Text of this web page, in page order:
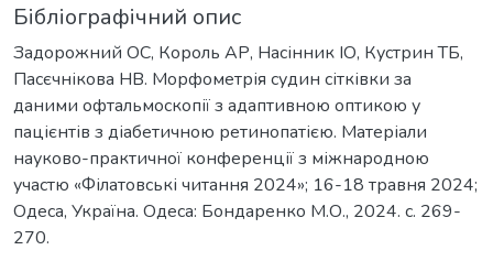
Бібліографічний опис
Задорожний ОС, Король АР, Насінник ІО, Кустрин ТБ,
Пасєчнікова НВ. Морфометрія судин сітківки за
даними офтальмоскопії з адаптивною оптикою у
пацієнтів з діабетичною ретинопатією. Матеріали
науково-практичної конференції з міжнародною
участю «Філатовські читання 2024»; 16-18 травня 2024;
Одеса, Україна. Одеса: Бондаренко М.О., 2024. c. 269-
270.